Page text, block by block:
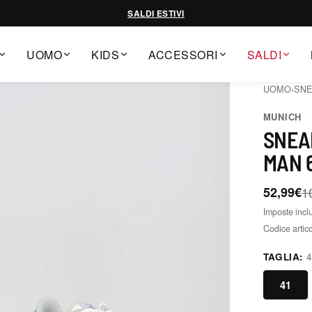
SALDI ESTIVI
UOMO KIDS ACCESSORI SALDI
UOMO›
MUNICH
MAN
52,99€
Imposte
Codice
TAGLIA:
41